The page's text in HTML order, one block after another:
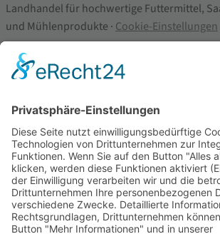
Landhandel für hochwertige Futtermittel,
und Mühlenprodukte · Cookie-Einstellungen
Alle Preise inkl. der gesetzlichen MwSt.
Die durchgestrichenen Preise entsprechen dem
diesem Online-Shop.